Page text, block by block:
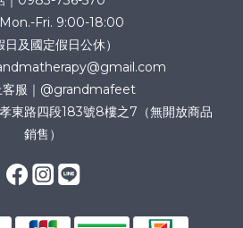
Fri. 9:00-18:00
日及國定假日公休）
客服｜@grandmafeet
東路四段183號8樓之7（無開放商品
銷售）